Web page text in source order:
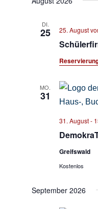
wählen.
DI.
25 25. August
MO.
31
31. August-
Greifswald
Kostenlos
September 2026